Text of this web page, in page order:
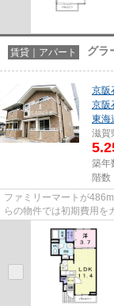
賃貸｜アパート グラ
京阪
京阪
東海
滋賀
築年
階数
ファミリーマートが
らの物件では初期費用